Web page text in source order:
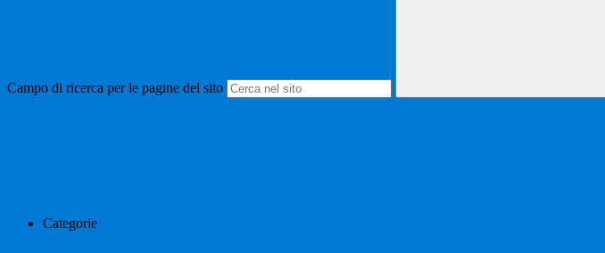
Campo di ricerca per le pagine del sito
Categorie